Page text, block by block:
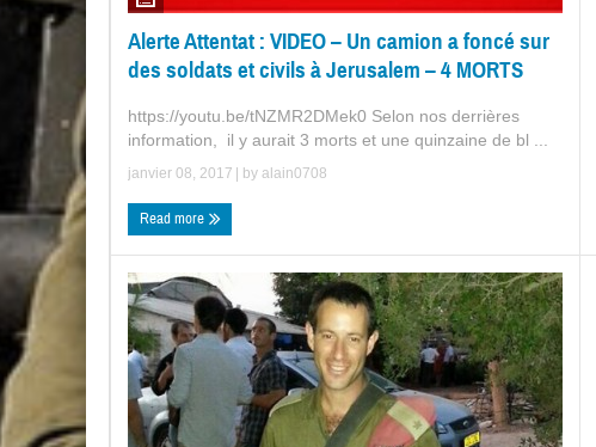
Alerte Attentat : VIDEO – Un camion a foncé sur
des soldats et civils à Jerusalem – 4 MORTS
https://youtu.be/tNZMR2DMek0 Selon nos derrières
information, il y aurait 3 morts et une quinzaine de bl ...
janvier 08, 2017 | by alain0708
Read more